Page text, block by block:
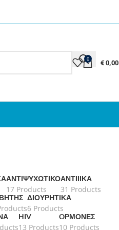
0 €0,00
ΑΝΤΙΨΥΧΩΤΙΚΌ
17 Products
ΑΝΤΙΙΙΚΆ
31 Products
ΔΙΟΥΡΗΤΙΚΆ
6 Products
HIV
13 Products
OΡΜΌΝΕΣ
10 Products